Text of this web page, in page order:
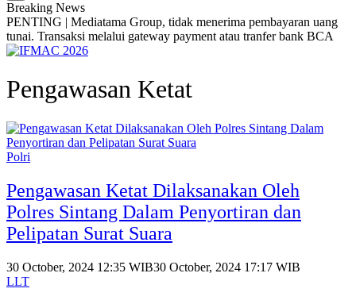
Breaking News
PENTING | Mediatama Group, tidak menerima pembayaran uang
tunai. Transaksi melalui gateway payment atau tranfer bank BCA
Pengawasan Ketat
Polri
Pengawasan Ketat Dilaksanakan Oleh
Polres Sintang Dalam Penyortiran dan
Pelipatan Surat Suara
30 October, 2024 12:35 WIB30 October, 2024 17:17 WIB
LLT